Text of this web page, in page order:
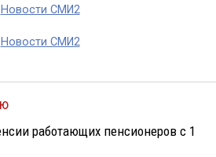
Новости СМИ2
Новости СМИ2
работающих пенсионеров с 1